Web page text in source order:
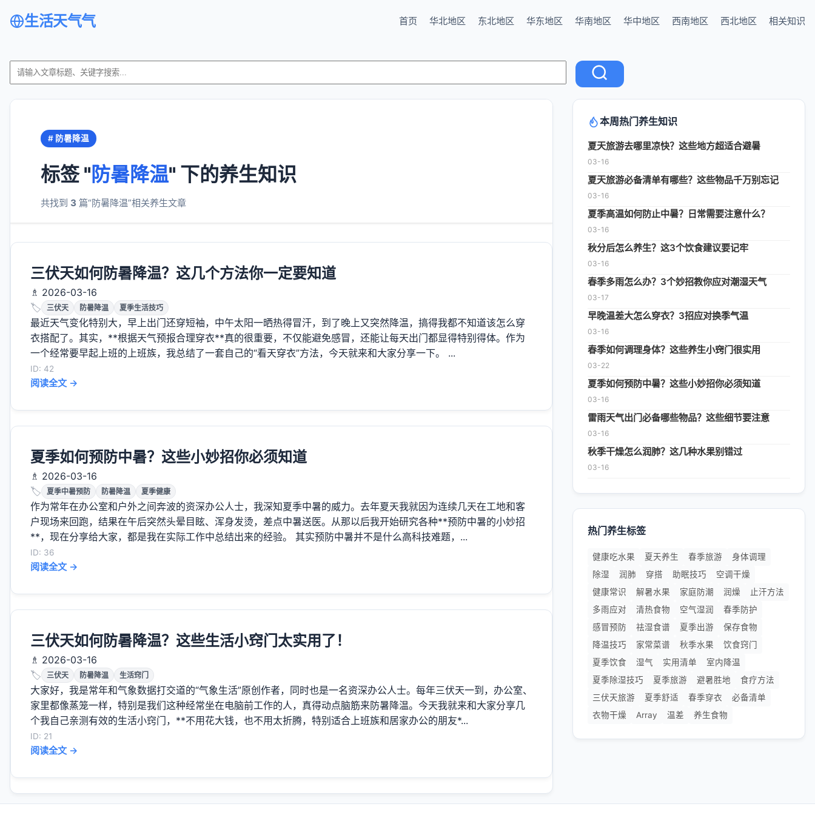
生活天气气 首页 华北地区 东北地区 华东地区 华南地区 华中地区 西南地区 西北地区 相关知识
# 防暑降温
标签 "防暑降温" 下的养生知识
共找到 3 篇“防暑降温”相关养生文章
三伏天如何防暑降温？这几个方法你一定要知道
♗ 2026-03-16
🏷️
三伏天 防暑降温 夏季生活技巧
最近天气变化特别大，早上出门还穿短袖，中午太阳一晒热得冒汗，到了晚上又突然降温，搞得我都不知道该怎么穿
衣搭配了。其实，**根据天气预报合理穿衣**真的很重要，不仅能避免感冒，还能让每天出门都显得特别得体。作为
一个经常要早起上班的上班族，我总结了一套自己的“看天穿衣”方法，今天就来和大家分享一下。 ...
ID: 42
阅读全文 →
夏季如何预防中暑？这些小妙招你必须知道
♗ 2026-03-16
🏷️
夏季中暑预防 防暑降温 夏季健康
作为常年在办公室和户外之间奔波的资深办公人士，我深知夏季中暑的威力。去年夏天我就因为连续几天在工地和客
户现场来回跑，结果在午后突然头晕目眩、浑身发烫，差点中暑送医。从那以后我开始研究各种**预防中暑的小妙招
**，现在分享给大家，都是我在实际工作中总结出来的经验。 其实预防中暑并不是什么高科技难题，...
ID: 36
阅读全文 →
三伏天如何防暑降温？这些生活小窍门太实用了！
♗ 2026-03-16
🏷️
三伏天 防暑降温 生活窍门
大家好，我是常年和气象数据打交道的“气象生活”原创作者，同时也是一名资深办公人士。每年三伏天一到，办公室、
家里都像蒸笼一样，特别是我们这种经常坐在电脑前工作的人，真得动点脑筋来防暑降温。今天我就来和大家分享几
个我自己亲测有效的生活小窍门，**不用花大钱，也不用太折腾，特别适合上班族和居家办公的朋友*...
ID: 21
阅读全文 →
本周热门养生知识
夏天旅游去哪里凉快？这些地方超适合避暑
03-16
夏天旅游必备清单有哪些？这些物品千万别忘记
03-16
夏季高温如何防止中暑？日常需要注意什么？
03-16
秋分后怎么养生？这3个饮食建议要记牢
03-16
春季多雨怎么办？3个妙招教你应对潮湿天气
03-17
早晚温差大怎么穿衣？3招应对换季气温
03-16
春季如何调理身体？这些养生小窍门很实用
03-22
夏季如何预防中暑？这些小妙招你必须知道
03-16
雷雨天气出门必备哪些物品？这些细节要注意
03-16
秋季干燥怎么润肺？这几种水果别错过
03-16
热门养生标签
健康吃水果 夏天养生 春季旅游
身体调理
除湿
润肺 穿搭 助眠技巧
空调干燥
健康常识
解暑水果 家庭防潮 润燥
止汗方法
多雨应对
清热食物 空气湿润
春季防护
感冒预防
祛湿食谱 夏季出游
保存食物
降温技巧
家常菜谱 秋季水果
饮食窍门
夏季饮食
湿气 实用清单
室内降温
夏季除湿技巧
夏季旅游 避暑胜地
食疗方法
三伏天旅游
夏季舒适 春季穿衣
必备清单
衣物干燥
Array 温差 养生食物